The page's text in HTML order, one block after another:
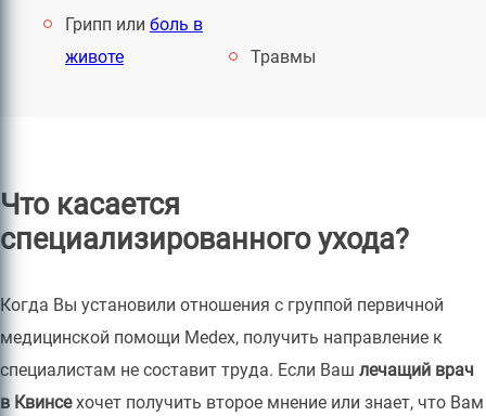
Грипп или боль в
животе
Травмы
Что касается
специализированного ухода?
Когда Вы установили отношения с группой первичной
медицинской помощи Medex, получить направление к
специалистам не составит труда. Если Ваш лечащий врач
в Квинсехочет получить второе мнение или знает, что Вам